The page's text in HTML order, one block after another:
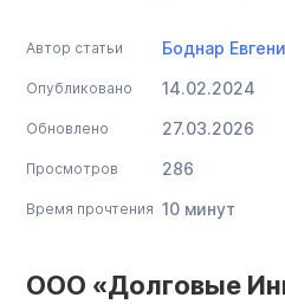
Автор статьи Боднар
Опубликовано 14.02.2024
Обновлено 27.03.2026
Просмотров 286
Время прочтения 10 минут
ООО «Долговые